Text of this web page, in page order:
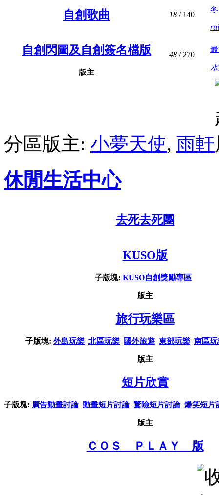
自創歌曲 18 / 140
自創閃圖及自創簽名檔版
版主
48 / 270
分區版主: 小夢天使, 雨軒
休閒生活中心
去死去死團
KUSO版
子版塊: KUSO自創獎勵專區
版主
旅行玩樂區
子版塊: 外島玩樂 北區玩樂 國外旅遊 東部玩樂 南區玩
版主
短片欣賞
子版塊: 廣告動畫討論 動畫短片討論 驚險短片討論 爆笑短片
版主
ＣＯＳ ＰＬＡＹ 版